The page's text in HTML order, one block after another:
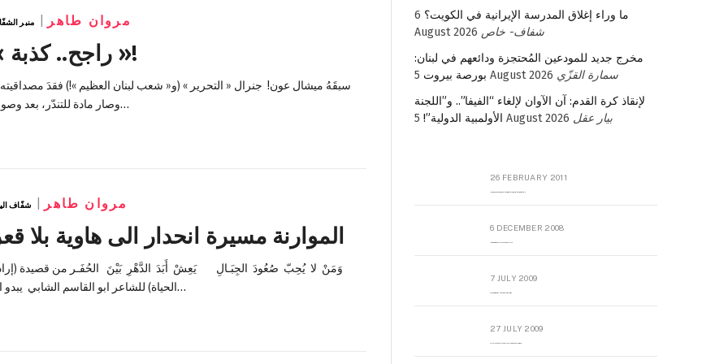
منبر مروان طاهر
« راجح.. كذبة »!
وصار مادة للتندّر، بعد وصوله…
شفّاف مروان طاهر
وَمَنْ لا يُحِبّ صُعُودَ الجِبَـالِ يَعِشْ أَبَدَ الدَّهْرِ بَيْنَ الحُفَـر من قصيدة
الحياة) للشاعر ابو القاسم الشابي يبدو ان…
ما وراء إغلاق المدرسة الإيرانية في الكويت؟ 6
August 2026 شفاف- خاص
مخرج جديد للمودعين المُحتجزة ودائعهم في لبنان:
بورصة بيروت 5 August 2026 سمارة القزّي
لإنقاذ كرة القدم: آن الآوان لإلغاء “الفيفا”.. و”اللجنة
الأولمبية الدولية”! 5 August 2026 بيار عقل
26 FEBRUARY 2011
6 DECEMBER 2008
7 JULY 2009
27 JULY 2009
Middle East Transparent
Download our free app and stay informed
wherever you are.